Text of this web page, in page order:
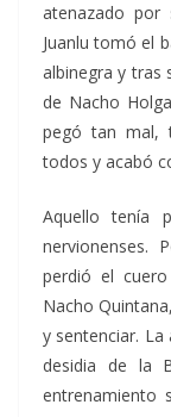
atenazado por
Juanlu tomó el
albinegra y tras
de Nacho
pegó tan mal,
todos y acabó
Aquello tenía
nervionenses.
perdió el
Nacho
y sentenciar. La
desidia de la
entrenamiento